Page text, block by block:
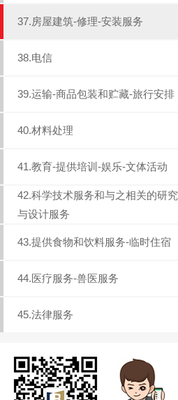
37.房屋建筑-修理-安装服务
38.电信
39.运输-商品包装和贮藏-旅行安排
40.材料处理
41.教育-提供培训-娱乐-文体活动
42.科学技术服务和与之相关的研究
与设计服务
43.提供食物和饮料服务-临时住宿
44.医疗服务-兽医服务
45.法律服务